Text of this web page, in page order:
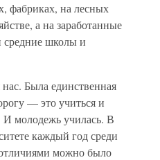
фабриках, на лесных
а на заработанные
средние школы и
Была единственная
— это учиться и
И молодежь училась. В
каждый год среди
можно было